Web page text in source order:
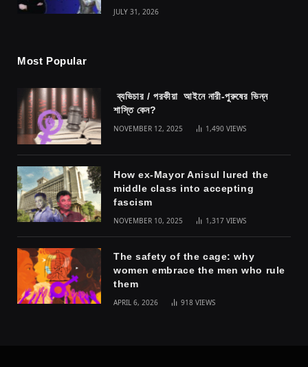
JULY 31, 2026
Most Popular
ব্যভিচার / পরকীয়া আইনে নারী-পুরুষের ভিন্ন
শাস্তি কেন?
NOVEMBER 12, 2025 1,490 VIEWS
How ex-Mayor Anisul lured the
middle class into accepting
fascism
NOVEMBER 10, 2025 1,317 VIEWS
The safety of the cage: why
women embrace the men who rule
them
APRIL 6, 2026 918 VIEWS